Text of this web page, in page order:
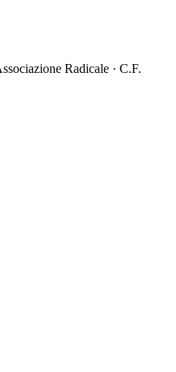
Radicale · C.F.